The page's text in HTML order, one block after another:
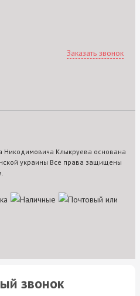
Заказать звонок
Никодимовича Клыкруева основана
украины Все права защищены
звонок